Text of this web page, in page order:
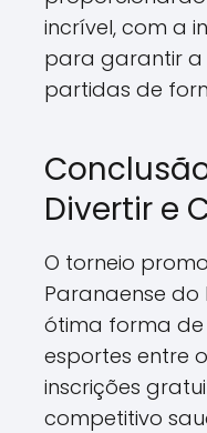
incrível, com a
para garantir a
partidas de
Divertir e
O torneio
Paranaense do
ótima forma
esportes entre
inscrições
competitivo